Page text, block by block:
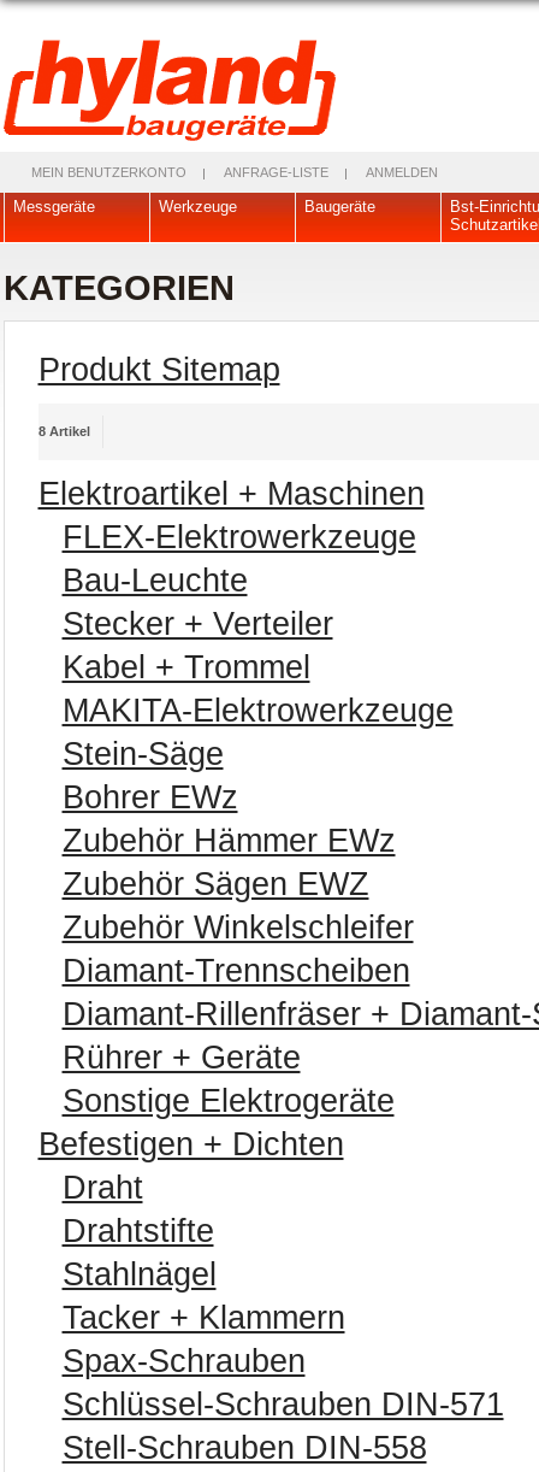
MEIN BENUTZERKONTO ANFRAGE-LISTE ANMELDEN
Messgeräte Werkzeuge Baugeräte
Bst-
KATEGORIEN
Produkt Sitemap
8 Artikel
Elektroartikel + Maschinen
FLEX-Elektrowerkzeuge
Bau-Leuchte
Stecker + Verteiler
Kabel + Trommel
MAKITA-Elektrowerkzeuge
Stein-Säge
Bohrer EWz
Zubehör Hämmer EWz
Zubehör Sägen EWZ
Zubehör Winkelschleifer
Diamant-Trennscheiben
Diamant-Rillenfräser +
Rührer + Geräte
Sonstige Elektrogeräte
Befestigen + Dichten
Draht
Drahtstifte
Stahlnägel
Tacker + Klammern
Spax-Schrauben
Schlüssel-Schrauben DIN-571
Stell-Schrauben DIN-558